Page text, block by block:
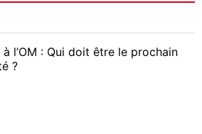
l’OM : Qui doit être le prochain
?